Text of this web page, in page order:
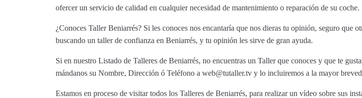
ofercer un servicio de calidad en cualquier necesidad de mantenimiento o reparación de su coche.
¿Conoces Taller Beniarrés? Si les conoces nos encantaría que nos dieras tu opinión, seguro que
buscando un taller de confianza en Beniarrés, y tu opinión les sirve de gran ayuda.
Si en nuestro Listado de Talleres de Beniarrés, no encuentras un Taller que conoces y que te
mándanos su Nombre, Dirección ó Teléfono a web@tutaller.tv y lo incluiremos a la mayor
Estamos en proceso de visitar todos los Talleres de Beniarrés, para realizar un vídeo sobre sus